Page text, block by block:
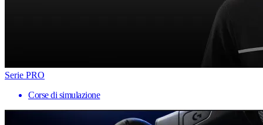
Serie PRO
Corse di simulazione